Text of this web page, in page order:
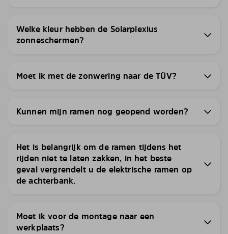
Welke kleur hebben de Solarplexius
zonneschermen?
Moet ik met de zonwering naar de TÜV?
Kunnen mijn ramen nog geopend worden?
Het is belangrijk om de ramen tijdens het
rijden niet te laten zakken, in het beste
geval vergrendelt u de elektrische ramen op
de achterbank.
Moet ik voor de montage naar een
werkplaats?